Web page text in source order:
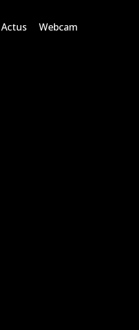
Actus Webcam